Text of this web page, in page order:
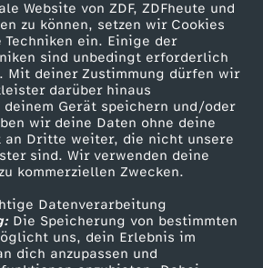
Website von ZDF, ZDFheute und
zu können, setzen wir Cookies
ein. Einige der
sind unbedingt erforderlich
Mit deiner Zustimmung dürfen wir
darüber hinaus
Gerät speichern und/oder
wir deine Daten ohne deine
Dritte weiter, die nicht unsere
sind. Wir verwenden deine
kommerziellen Zwecken.
Datenverarbeitung
Die Speicherung von bestimmten
uns, dein Erlebnis im
dich anzupassen und
Service
ZDFmitreden
Kontakt zum ZDF
Tickets
Zuschauerservice
Hilfe